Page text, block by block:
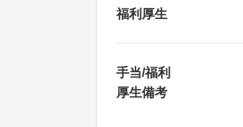
福利厚生
手当/福利
厚生備考